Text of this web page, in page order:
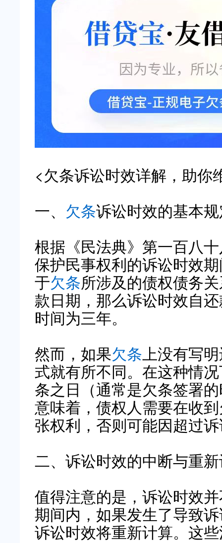
<欠条诉讼时效详解，助你
一、 欠条诉讼时效的基本
根据《民法典》第一百八
保护民事权利的诉讼时效
于欠条所涉及的债权债务
款日期，那么诉讼时效自
时间为三年。
然而，如果欠条上没有写
式就有所不同。在这种情
条之日（通常是欠条签署
意味着，债权人需要在收
张权利，否则可能因超过
二、诉讼时效的中断与重
值得注意的是，诉讼时效
期间内，如果发生了导致
诉讼时效将重新计算。这